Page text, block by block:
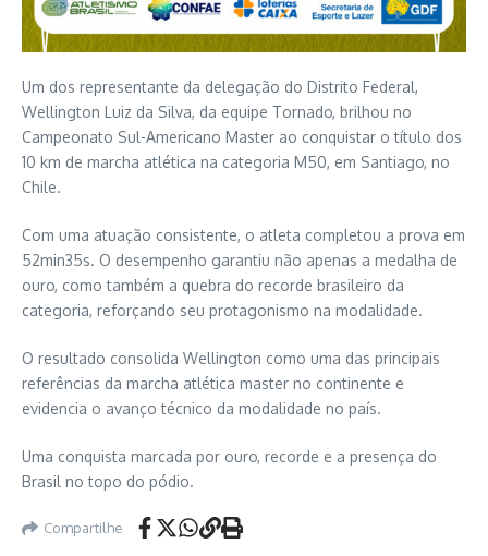
Um dos representante da delegação do Distrito Federal,
Wellington Luiz da Silva, da equipe Tornado, brilhou no
Campeonato Sul-Americano Master ao conquistar o título dos
10 km de marcha atlética na categoria M50, em Santiago, no
Chile.
Com uma atuação consistente, o atleta completou a prova em
52min35s. O desempenho garantiu não apenas a medalha de
ouro, como também a quebra do recorde brasileiro da
categoria, reforçando seu protagonismo na modalidade.
O resultado consolida Wellington como uma das principais
referências da marcha atlética master no continente e
evidencia o avanço técnico da modalidade no país.
Uma conquista marcada por ouro, recorde e a presença do
Brasil no topo do pódio.
Compartilhe